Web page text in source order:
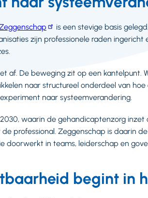
is een stevige basis
zijn professionele raden
af. De beweging zit op een kantelpunt.
naar structureel onderdeel van hoe
naar systeemverandering.
waarin de gehandicaptenzorg
professional. Zeggenschap is daarin
doorwerkt in teams, leiderschap en
begint in